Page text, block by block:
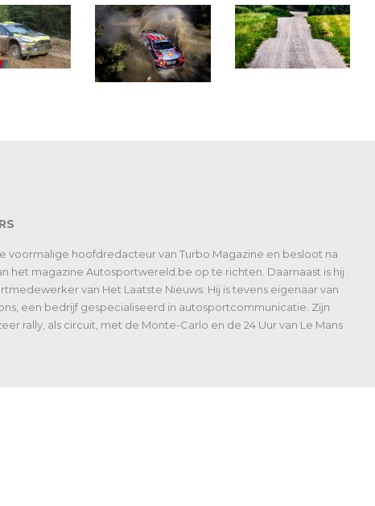
voormalige hoofdredacteur van Turbo Magazine en besloot na
het magazine Autosportwereld.be op te richten. Daarnaast is hij
van Het Laatste Nieuws. Hij is tevens eigenaar van
een bedrijf gespecialiseerd in autosportcommunicatie. Zijn
rally, als circuit, met de Monte-Carlo en de 24 Uur van Le Mans